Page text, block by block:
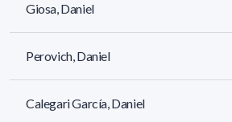
Giosa, Daniel
Perovich, Daniel
Calegari García, Daniel